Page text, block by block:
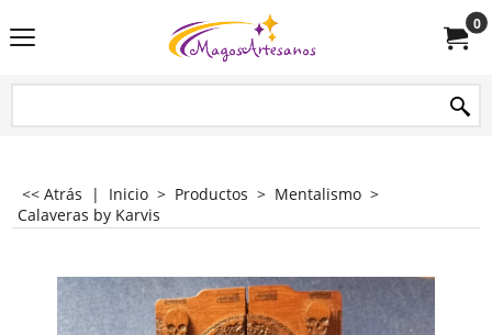
0
<< Atrás | Inicio > Productos > Mentalismo >
Calaveras by Karvis